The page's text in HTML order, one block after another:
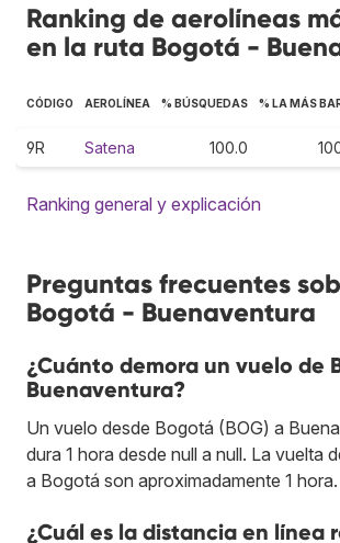
Ranking de aerolíneas
en la ruta Bogotá -
CÓDIGO AEROLÍNEA % BÚSQUEDAS % LA MÁS
9R Satena 100.0
Ranking general y explicación
Preguntas frecuentes
Bogotá - Buenaventura
¿Cuánto demora un vuelo de
Buenaventura?
Un vuelo desde Bogotá (BOG) a
dura 1 hora desde null a null. La vuelta
a Bogotá son aproximadamente 1 hora.
¿Cuál es la distancia en línea